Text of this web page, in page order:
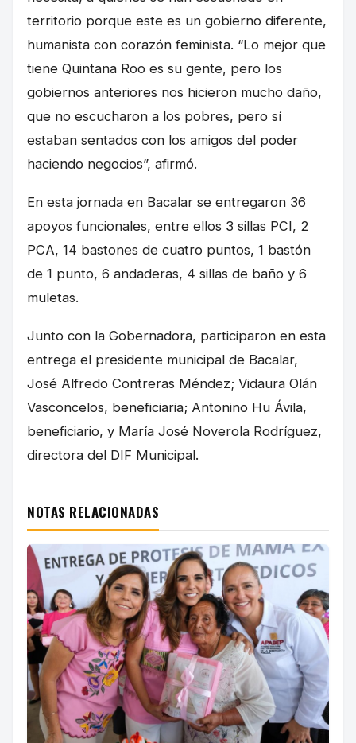
territorio porque este es un gobierno diferente,
humanista con corazón feminista. “Lo mejor que
tiene Quintana Roo es su gente, pero los
gobiernos anteriores nos hicieron mucho daño,
que no escucharon a los pobres, pero sí
estaban sentados con los amigos del poder
haciendo negocios”, afirmó.
En esta jornada en Bacalar se entregaron 36
apoyos funcionales, entre ellos 3 sillas PCI, 2
PCA, 14 bastones de cuatro puntos, 1 bastón
de 1 punto, 6 andaderas, 4 sillas de baño y 6
muletas.
Junto con la Gobernadora, participaron en esta
entrega el presidente municipal de Bacalar,
José Alfredo Contreras Méndez; Vidaura Olán
Vasconcelos, beneficiaria; Antonino Hu Ávila,
beneficiario, y María José Noverola Rodríguez,
directora del DIF Municipal.
NOTAS RELACIONADAS